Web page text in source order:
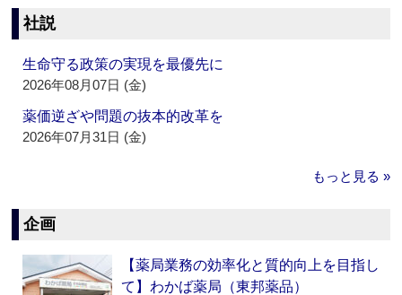
社説
生命守る政策の実現を最優先に
2026年08月07日 (金)
薬価逆ざや問題の抜本的改革を
2026年07月31日 (金)
もっと見る »
企画
【薬局業務の効率化と質的向上を目指し
て】わかば薬局（東邦薬品）